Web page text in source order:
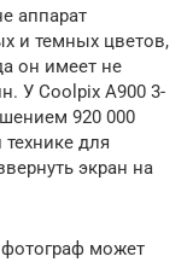
аппарат
и темных цветов,
он имеет не
У Coolpix A900 3-
920 000
для
экран на
может